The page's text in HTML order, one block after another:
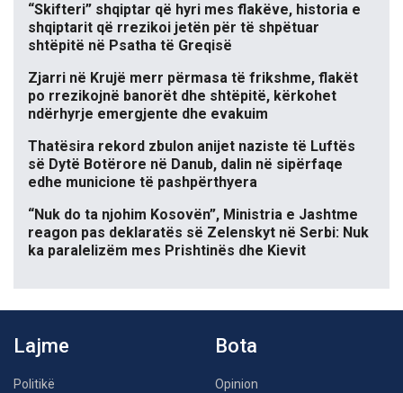
“Skifteri” shqiptar që hyri mes flakëve, historia e
shqiptarit që rrezikoi jetën për të shpëtuar
shtëpitë në Psatha të Greqisë
Zjarri në Krujë merr përmasa të frikshme, flakët
po rrezikojnë banorët dhe shtëpitë, kërkohet
ndërhyrje emergjente dhe evakuim
Thatësira rekord zbulon anijet naziste të Luftës
së Dytë Botërore në Danub, dalin në sipërfaqe
edhe municione të pashpërthyera
“Nuk do ta njohim Kosovën”, Ministria e Jashtme
reagon pas deklaratës së Zelenskyt në Serbi: Nuk
ka paralelizëm mes Prishtinës dhe Kievit
Lajme
Politikë
Bota
Opinion